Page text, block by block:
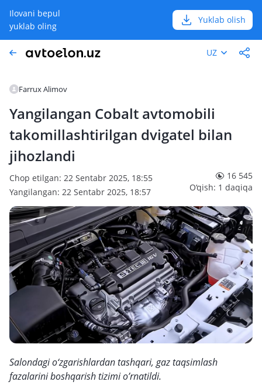
Ilovani bepul
yuklab oling
Yuklab olish
UZ
Farrux Alimov
Yangilangan Cobalt avtomobili
takomillashtirilgan dvigatel bilan
jihozlandi
Chop etilgan: 22 Sentabr 2025, 18:55
Yangilangan: 22 Sentabr 2025, 18:57
16 545
O‘qish: 1 daqiqa
Salondagi o‘zgarishlardan tashqari, gaz taqsimlash
fazalarini boshqarish tizimi o’rnatildi.